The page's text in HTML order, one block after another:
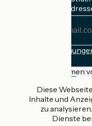
Meine E-Mail-
Gefördert im Rahmen
Accueil Vélo Pro
Diese
Inhalte und
zu
Dienste